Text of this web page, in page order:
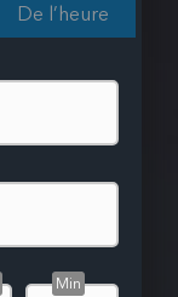
De l’heure
Min